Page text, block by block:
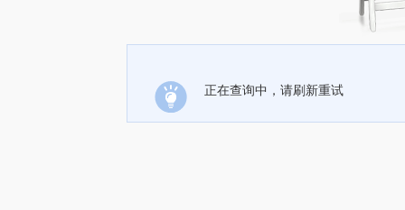
正在查询中，请刷新重试